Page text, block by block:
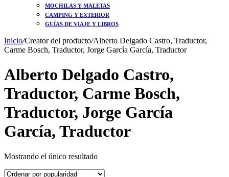
MOCHILAS Y MALETAS
CAMPING Y EXTERIOR
GUÍAS DE VIAJE Y LIBROS
Inicio/Creator del producto/Alberto Delgado Castro, Traductor,
Carme Bosch, Traductor, Jorge García García, Traductor
Alberto Delgado Castro,
Traductor, Carme Bosch,
Traductor, Jorge García
García, Traductor
Mostrando el único resultado